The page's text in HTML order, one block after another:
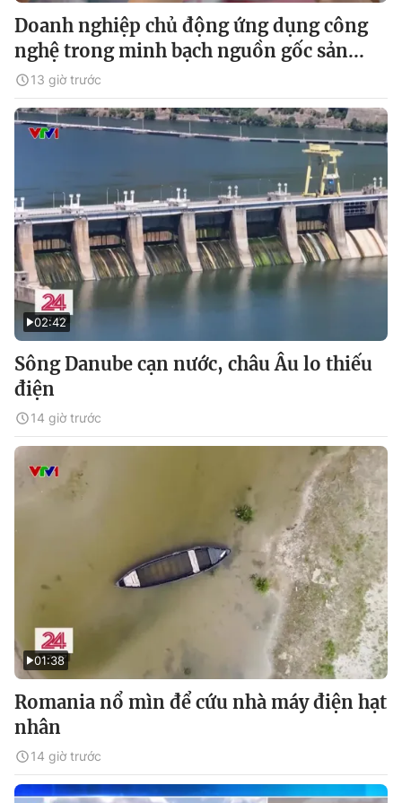
Doanh nghiệp chủ động ứng dụng công
nghệ trong minh bạch nguồn gốc sản...
13 giờ trước
02:42
Sông Danube cạn nước, châu Âu lo thiếu
điện
14 giờ trước
01:38
Romania nổ mìn để cứu nhà máy điện hạt
nhân
14 giờ trước